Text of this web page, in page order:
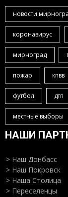
новости
коронавирус
мирноград
пожар кпвв
футбол дтп
местные выборы
НАШИ
> Наш Донбасс
> Наш Покровск
> Наша Столица
> Переселенцы